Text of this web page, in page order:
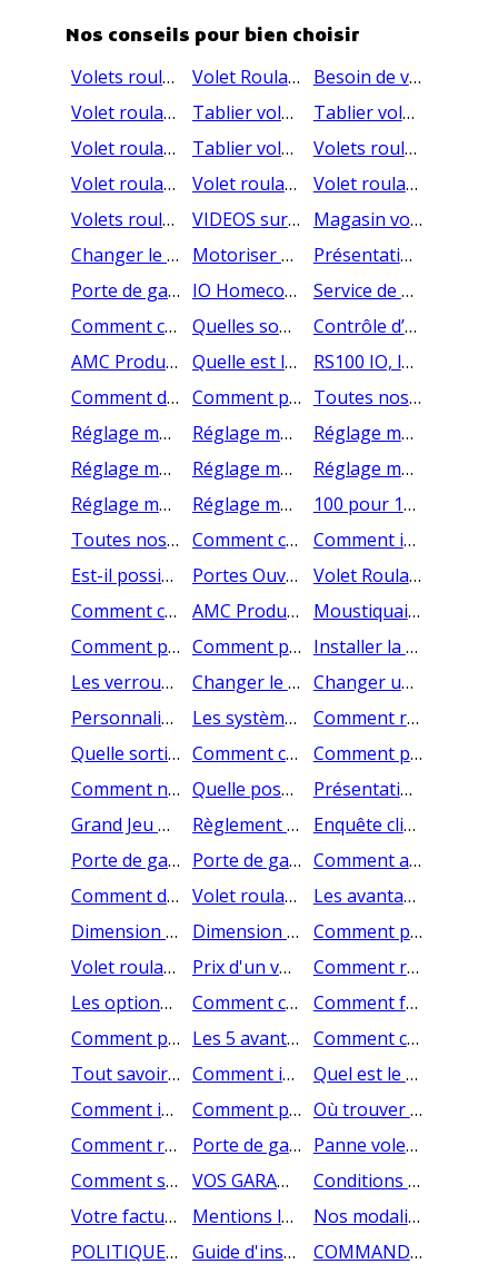
Nos conseils pour bien choisir
Volets roulants électriques sur mesure : Commandez en ligne Volet Roulant PVC : l'essentiel à savoir
Besoin de volets roulants motorisés ?
Volet roulant manuel - AMC Production
Tablier volet roulant alu : On vous dit tout
Tablier volet roulant pvc : On vous dit tout
Volet roulant manuel à sangle - AMC Production
Tablier volet roulant Somfy : On vous dit tout
Volets roulants Lille : Votre fabricant AMC production
Volet roulant Dunkerque : Votre magasin AMC Production
Volet roulant Rennes : Votre magasin AMC Production
Volet roulant Lyon : Votre magasin AMC Production
Volets roulants Bordeaux : Votre fabricant AMC production
VIDEOS sur le volet roulant et les portes de garage
Magasin volet roulant : AMC Production
Changer le moteur de votre volet roulant
Motoriser votre volet roulant
Présentation vidéo : porte de garage enroulable motorisée
Porte de garage enroulable sur mesure - AMC Production
IO Homecontrol : La technologie du futur !
Service de financement en 60 mois chez AMC PRODUCTION
Comment commander ma porte de garage enroulable à distance ?
Quelles sont les limites de dimension d'une porte de garage enroulable?
Contrôle d’un volet roulant Somfy depuis une Box Tahoma
AMC Production : Fabricant partenaire 100% Solar Somfy
Quelle est la meilleure marque de volet roulant ?
RS100 IO, le nouveau moteur Somfy
Comment démonter un volet roulant solaire
Comment poser un volet roulant rénovation
Toutes nos vidéos sur les volets roulants
Réglage moteur A-OK filaire
Réglage moteur AMC filaire (version avant 2024)
Réglage moteur Somfy filaire
Réglage moteur A-OK radio
Réglage moteur AMC radio (version avant 2024)
Réglage moteur Somfy radio IO
Réglage moteur Somfy solaire RTS
Réglage moteur A-OK radio Solaire
100 pour 100 volet roulant
Toutes nos pièces détachées volet roulant et porte de garage
Comment choisir son type de Porte de garage sur mesure ?
Comment installer une porte de garage enroulable SOMFY ?
Est-il possible d’utiliser un volet roulant pour garage à commande radio comme une porte de garage télécommandée ?
Portes Ouvertes
Volet Roulant Rénovation - AMC Production
Comment changer le moteur d’une porte de garage enroulable ?
AMC Production recrute !
Moustiquaire sur mesure | Store moustiquaire enroulable
Comment poser un store moustiquaire premium
Comment poser un store moustiquaire économique ?
Installer la sangle d'un volet roulant à sangle
Les verrous du volet roulant à tirage direct
Changer le tablier de votre volet roulant
Changer une lame de votre volet roulant
Personnaliser son volet roulant
Les systèmes de sécurité de la porte de garage enroulable
Comment régler la butée de la lame finale de son volet roulant ?
Quelle sortie de câbles choisir pour mon volet roulant ?
Comment changer la batterie d'un volet roulant solaire ?
Comment prendre ses mesures pour un volet roulant ?
Comment nettoyer et entretenir mes volets roulants ?
Quelle pose choisir pour mon volet roulant rénovation ?
Présentation de la porte de garage enroulable CHERUBINI
Grand Jeu AMC PRODUCTION
Règlement des jeux AMC Production
Enquête client
Porte de garage Lille : Votre fabricant AMC production
Porte de garage Marseille : AMC production - votre fabricant de porte de garage sur mesure
Comment ajouter une seconde télécommande à son volet roulant radio Somfy IO ?
Comment débloquer un volet roulant en cas de panne électrique ?
Volet roulant manivelle - AMC Production
Les avantages et les inconvénients des volets roulants solaires
Dimension porte de garage enroulable et prix porte de garage enroulable
Dimension porte de garage sectionnelle et prix porte de garage sectionnelle
Comment percer les coulisses de mon volet roulant ?
Volet roulant à manivelle, à tirage direct, à sangle : quelles sont les différences ?
Prix d'un volet roulant manuel : volet roulant manivelle, à tirage direct, à sangle
Comment réparer une porte de garage sectionnelle ou la faire évoluer ?
Les options de sécurité pour son volet roulant
Comment choisir son volet roulant à moustiquaire intégrée ?
Comment fonctionne un volet roulant connecté ?
Comment piloter un volet roulant connecté ?
Les 5 avantages d'un volet roulant connecté
Comment changer une manivelle de volet roulant ?
Tout savoir sur le volet roulant à tirage direct
Comment installer les verrous manuels de son volet roulant ?
Quel est le prix d'un volet roulant connecté ?
Comment installer la serrure intermédiaire de son volet roulant ?
Comment programmer une télécommande groupée pour piloter plusieurs volets roulants Somfy IO ?
Où trouver les accessoires de ma commande AMC Production ?
Comment reconnaître ses colis si vous avez commandé plusieurs volets roulants chez AMC Production ?
Porte de garage Lyon : Votre fabricant AMC production
Panne volet roulant : comment débloquer un volet roulant en cas de panne mécanique ?
Comment sont expédiés les produits de l'usine ?
VOS GARANTIES PRODUITS
Conditions Générales de Ventes de la société AMC PRODUCTION
Votre facture en ligne
Mentions légales de la société AMC PRODUCTION
Nos modalités de paiement
POLITIQUE DE PROTECTION DES DONNÉES AMC PRODUCTION
Guide d'installation de porte de garage sectionnelle
COMMANDEZ VOTRE PORTE DE GARAGE EN AUVERGNE-RHÔNE-ALPES